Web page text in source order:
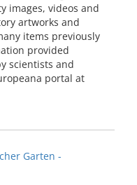
images, videos and
artworks and
items previously
provided
scientists and
portal at
Garten -